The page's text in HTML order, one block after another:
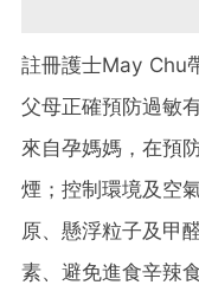
註冊護士May Chu
父母正確預防過敏
來自孕媽媽，在預
煙；控制環境及空
原、懸浮粒子及甲
素、避免進食辛辣